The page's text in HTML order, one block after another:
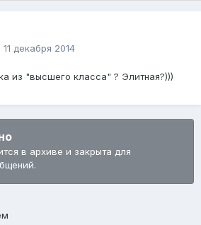
11 декабря 2014
из "высшего класса" ? Элитная?)))
в архиве и закрыта для